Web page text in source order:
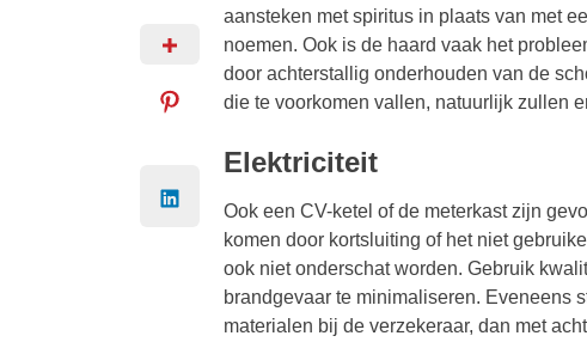
aansteken met spiritus in plaats van met
noemen. Ook is de haard vaak het
door achterstallig onderhouden van de
die te voorkomen vallen, natuurlijk zullen
Elektriciteit
Ook een CV-ketel of de meterkast zijn
komen door kortsluiting of het niet
ook niet onderschat worden. Gebruik
brandgevaar te minimaliseren. Eveneens
materialen bij de verzekeraar, dan met